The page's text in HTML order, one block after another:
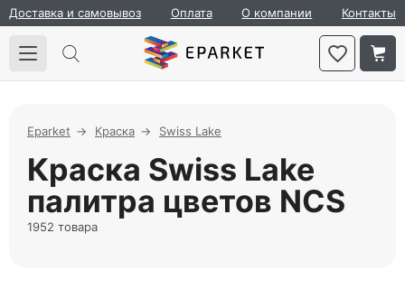
Доставка и самовывоз Оплата О компании Контакты
Eparket Краска Swiss Lake
Краска Swiss Lake
палитра цветов NCS
1952 товара